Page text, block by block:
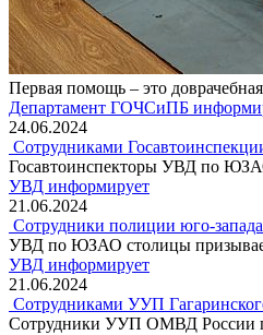
Первая помощь – это
Департамент ГОЧСиПБ
24.06.2024
Сотрудниками
Госавтоинспекторы УВД по ЮЗАО
УВД информирует
21.06.2024
Сотрудники полиции юго-
УВД по ЮЗАО столицы
УВД информирует
21.06.2024
Сотрудниками УУП
Сотрудники УУП ОМВД России по